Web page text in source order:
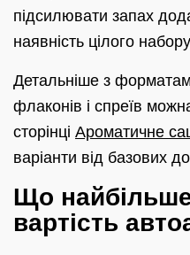
підсилювати запах
наявність цілого
Детальніше з
флаконів і спреїв
сторінці Ароматичне
варіанти від базових
Що
вартість